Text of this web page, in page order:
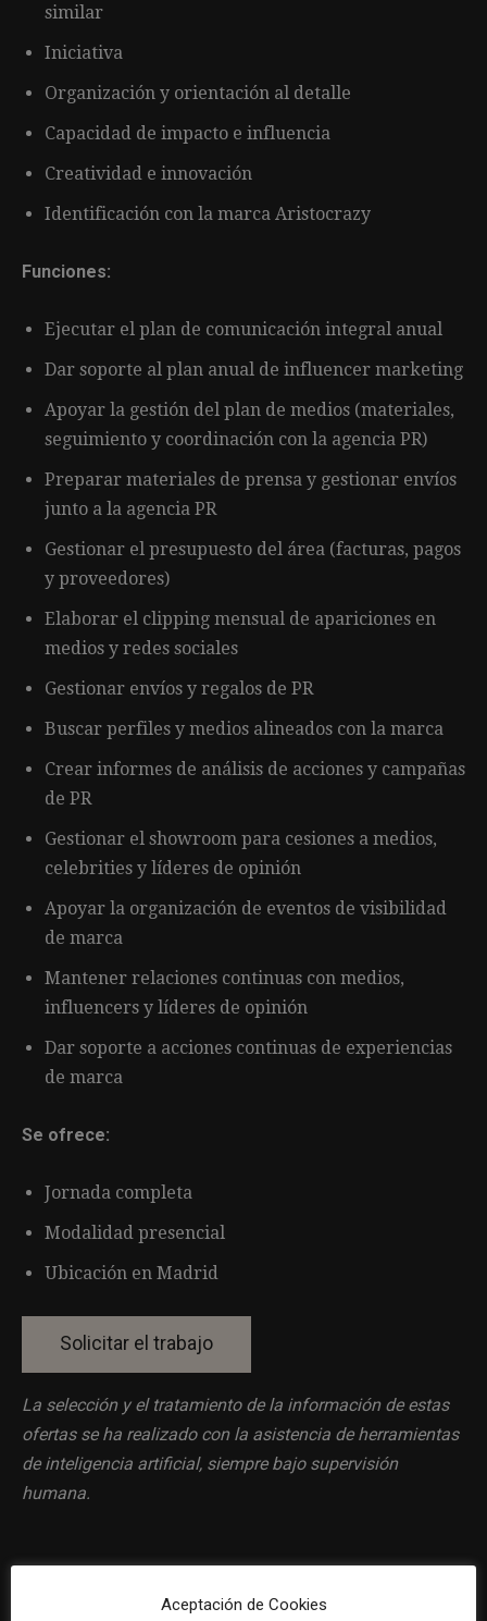
similar
Iniciativa
Organización y orientación al detalle
Capacidad de impacto e influencia
Creatividad e innovación
Identificación con la marca Aristocrazy
Funciones:
Ejecutar el plan de comunicación integral anual
Dar soporte al plan anual de influencer marketing
Apoyar la gestión del plan de medios (materiales,
seguimiento y coordinación con la agencia PR)
Preparar materiales de prensa y gestionar envíos
junto a la agencia PR
Gestionar el presupuesto del área (facturas, pagos
y proveedores)
Elaborar el clipping mensual de apariciones en
medios y redes sociales
Gestionar envíos y regalos de PR
Buscar perfiles y medios alineados con la marca
Crear informes de análisis de acciones y campañas
de PR
Gestionar el showroom para cesiones a medios,
celebrities y líderes de opinión
Apoyar la organización de eventos de visibilidad
de marca
Mantener relaciones continuas con medios,
influencers y líderes de opinión
Dar soporte a acciones continuas de experiencias
de marca
Se ofrece:
Jornada completa
Modalidad presencial
Ubicación en Madrid
La selección y el tratamiento de la información de estas
ofertas se ha realizado con la asistencia de herramientas
de inteligencia artificial, siempre bajo supervisión
humana.
Aceptación de Cookies